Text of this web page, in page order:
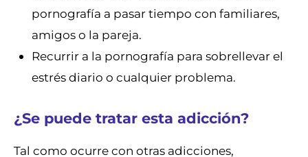
pornografía a pasar tiempo con familiares,
amigos o la pareja.
Recurrir a la pornografía para sobrellevar el
estrés diario o cualquier problema.
¿Se puede tratar esta adicción?
Tal como ocurre con otras adicciones,